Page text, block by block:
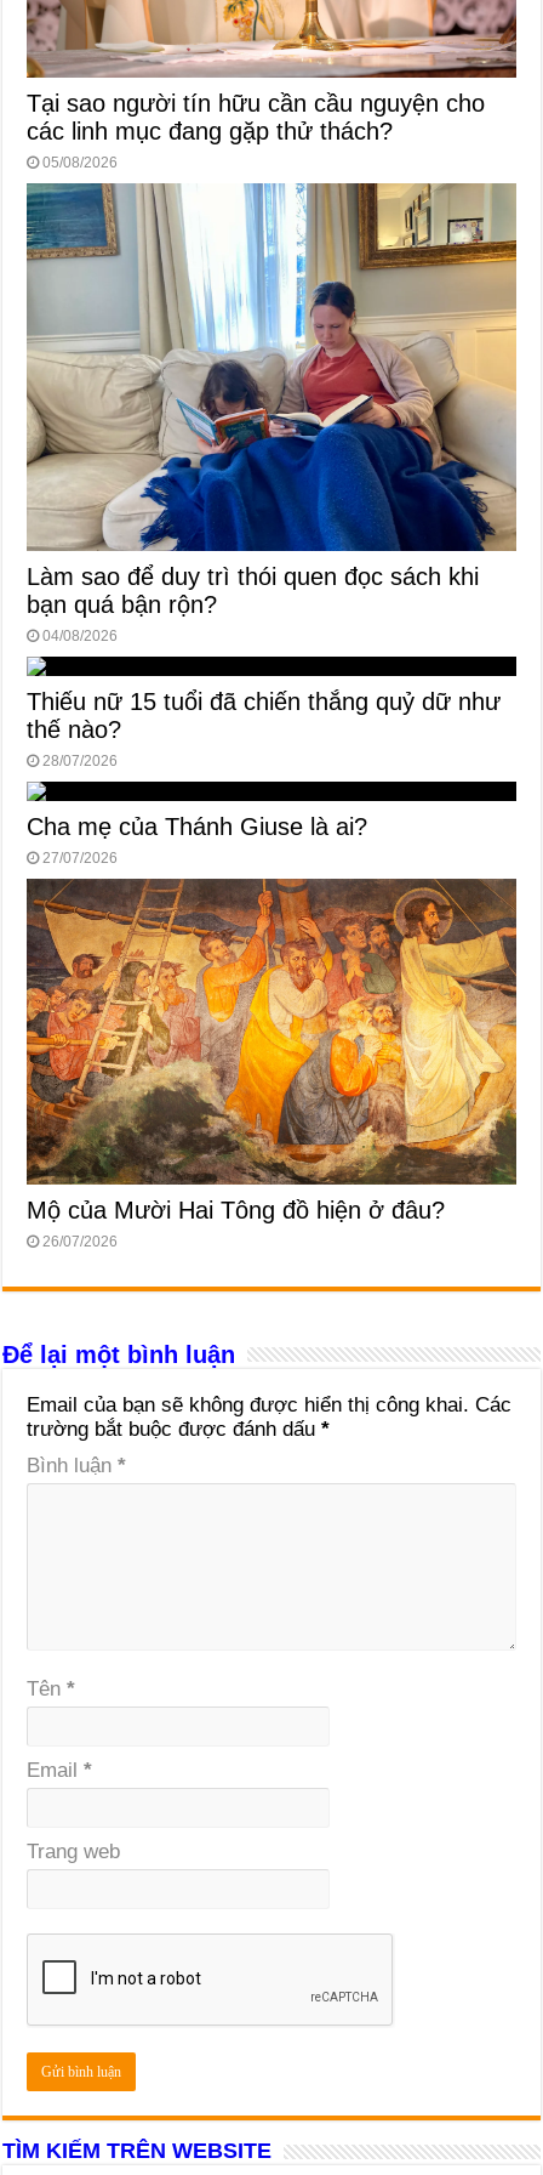
Tại sao người tín hữu cần cầu nguyện cho
các linh mục đang gặp thử thách?
05/08/2026
Làm sao để duy trì thói quen đọc sách khi
bạn quá bận rộn?
04/08/2026
Thiếu nữ 15 tuổi đã chiến thắng quỷ dữ như
thế nào?
28/07/2026
Cha mẹ của Thánh Giuse là ai?
27/07/2026
Mộ của Mười Hai Tông đồ hiện ở đâu?
26/07/2026
Để lại một bình luận
Email của bạn sẽ không được hiển thị công khai. Các
trường bắt buộc được đánh dấu*
Bình luận*
Tên*
Email*
Trang web
TÌM KIẾM TRÊN WEBSITE